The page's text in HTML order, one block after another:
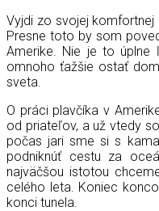
Vyjdi zo svojej komfortnej
Presne toto by som
Amerike. Nie je to úplne
omnoho ťažšie ostať
sveta.
O práci plavčíka v
od priateľov, a už vtedy
počas jari sme si s
podniknúť cestu za
najväčšou istotou
celého leta. Koniec
konci tunela.